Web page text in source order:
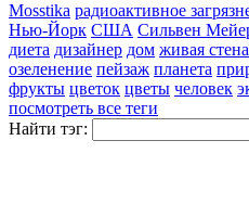
Mosstika pадиоактивное
Нью-Йорк США Сильвен
диета дизайнер дом живая стена
озеленение пейзаж планета
фрукты цветок цветы человек
посмотреть все теги
Найти тэг: